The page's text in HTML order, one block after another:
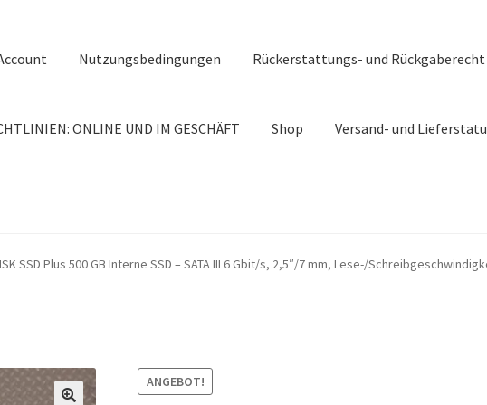
Nutzungsbedingungen Rückerstattungs- und Rückgaberecht
ONLINE UND IM GESCHÄFT Shop Versand- und
Einkaufswagen Homepage Kontaktieren Sie uns Mein
SSD Plus 500 GB Interne SSD – SATA III 6 Gbit/s, 2,5″/7 mm, Lese-/
ANGEBOT!